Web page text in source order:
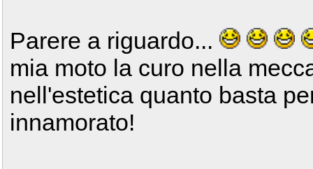
Parere a riguardo...
mia moto la curo nella
nell'estetica quanto basta
innamorato!